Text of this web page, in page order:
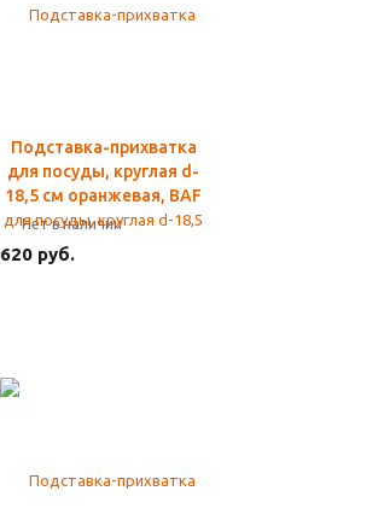
Подставка-прихватка
для посуды, круглая d-
18,5 см оранжевая, BAF
Нет в наличии
620 руб.